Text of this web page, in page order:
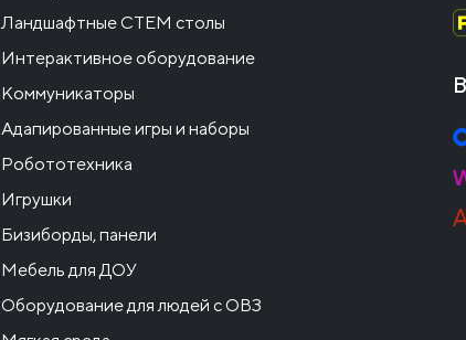
Ландшафтные СТЕМ столы
Интерактивное оборудование
Коммуникаторы
Адапированные игры и наборы
Робототехника
Игрушки
Бизиборды, панели
Мебель для ДОУ
Оборудование для людей с ОВЗ